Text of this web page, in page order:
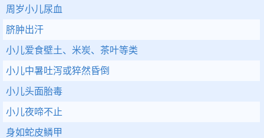
周岁小儿尿血
脐肿出汗
小儿爱食壁土、米炭、茶叶等类
小儿中暑吐泻或猝然昏倒
小儿头面胎毒
小儿夜啼不止
身如蛇皮鳞甲